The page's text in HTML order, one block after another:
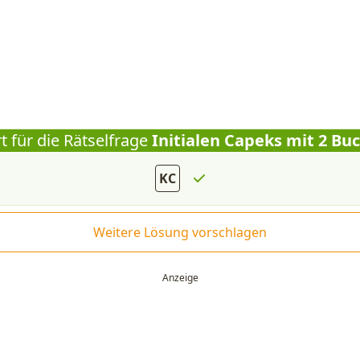
für die RätselfrageInitialen Capeks mit 2
KC
Weitere Lösung vorschlagen